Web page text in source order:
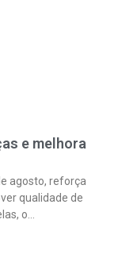
e melhora
agosto, reforça
qualidade de
o